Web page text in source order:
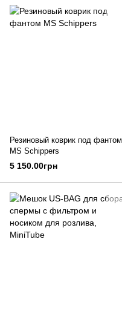
Резиновый коврик под фантом
MS Schippers
5 150.00грн